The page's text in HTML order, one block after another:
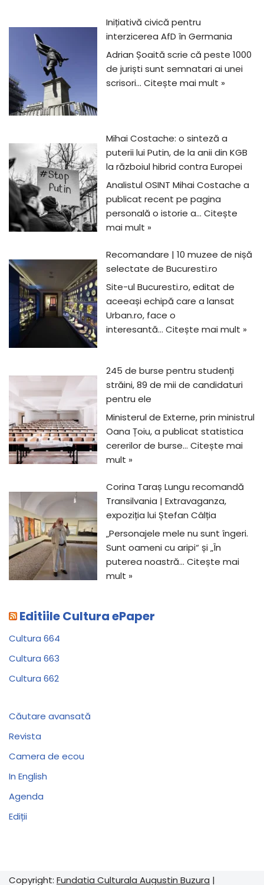
Inițiativă civică pentru
interzicerea AfD în Germania
Adrian Șoaită scrie că peste 1000
de juriști sunt semnatari ai unei
scrisori… Citește mai mult »
Mihai Costache: o sinteză a
puterii lui Putin, de la anii din KGB
la războiul hibrid contra Europei
Analistul OSINT Mihai Costache a
publicat recent pe pagina
personală o istorie a… Citește
mai mult »
Recomandare | 10 muzee de nișă
selectate de Bucuresti.ro
Site-ul Bucuresti.ro, editat de
aceeași echipă care a lansat
Urban.ro, face o
interesantă… Citește mai mult »
245 de burse pentru studenți
străini, 89 de mii de candidaturi
pentru ele
Ministerul de Externe, prin ministrul
Oana Țoiu, a publicat statistica
cererilor de burse… Citește mai
mult »
Corina Taraș Lungu recomandă
Transilvania | Extravaganza,
expoziția lui Ștefan Câlția
„Personajele mele nu sunt îngeri.
Sunt oameni cu aripi“ și „În
puterea noastră… Citește mai
mult »
Editiile Cultura ePaper
Cultura 664
Cultura 663
Cultura 662
Căutare avansată
Revista
Camera de ecou
In English
Agenda
Ediții
Copyright: Fundatia Culturala Augustin Buzura |